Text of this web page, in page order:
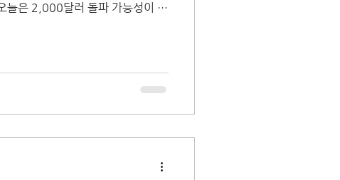
늘은 2,000달러 돌파 가능성이 보